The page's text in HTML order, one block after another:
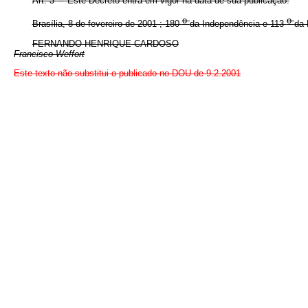
Brasília, 8 de fevereiro de 2001 ; 180oda Independência e 113oda
FERNANDO HENRIQUE CARDOSO
Francisco Weffort
Este texto não substitui o publicado no DOU de 9.2.2001